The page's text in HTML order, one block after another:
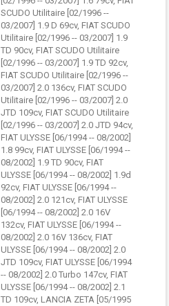
SCUDO Utilitaire [02/1996 --
03/2007] 1.9 D 69cv, FIAT SCUDO
Utilitaire [02/1996 -- 03/2007] 1.9
TD 90cv, FIAT SCUDO Utilitaire
[02/1996 -- 03/2007] 1.9 TD 92cv,
FIAT SCUDO Utilitaire [02/1996 --
03/2007] 2.0 136cv, FIAT SCUDO
Utilitaire [02/1996 -- 03/2007] 2.0
JTD 109cv, FIAT SCUDO Utilitaire
[02/1996 -- 03/2007] 2.0 JTD 94cv,
FIAT ULYSSE [06/1994 -- 08/2002]
1.8 99cv, FIAT ULYSSE [06/1994 --
08/2002] 1.9 TD 90cv, FIAT
ULYSSE [06/1994 -- 08/2002] 1.9d
92cv, FIAT ULYSSE [06/1994 --
08/2002] 2.0 121cv, FIAT ULYSSE
[06/1994 -- 08/2002] 2.0 16V
132cv, FIAT ULYSSE [06/1994 --
08/2002] 2.0 16V 136cv, FIAT
ULYSSE [06/1994 -- 08/2002] 2.0
JTD 109cv, FIAT ULYSSE [06/1994
-- 08/2002] 2.0 Turbo 147cv, FIAT
ULYSSE [06/1994 -- 08/2002] 2.1
TD 109cv, LANCIA ZETA [05/1995